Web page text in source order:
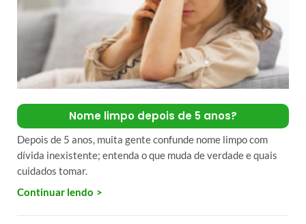
Nome limpo depois de 5 anos?
Depois de 5 anos, muita gente confunde nome limpo com
dívida inexistente; entenda o que muda de verdade e quais
cuidados tomar.
Continuar lendo